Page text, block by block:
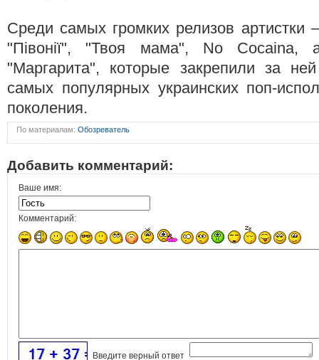
Среди самых громких релизов артистки
"Півонії", "Твоя мама", No
"Маргарита", которые закрепили за
самых популярных украинских поп-
поколения.
По материалам: Обозреватель
Добавить комментарий:
Ваше имя:
Комментарий:
Введите верный ответ